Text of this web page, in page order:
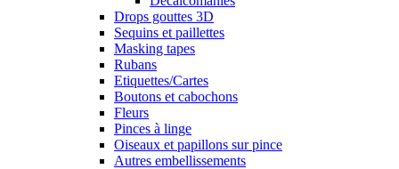
Drops gouttes 3D
Sequins et paillettes
Masking tapes
Rubans
Etiquettes/Cartes
Boutons et cabochons
Fleurs
Pinces à linge
Oiseaux et papillons sur pince
Autres embellissements